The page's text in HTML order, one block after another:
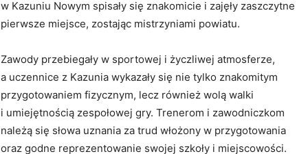
w Kazuniu Nowym spisały się znakomicie i zajęły zaszczytne
pierwsze miejsce, zostając mistrzyniami powiatu.
Zawody przebiegały w sportowej i życzliwej atmosferze,
a uczennice z Kazunia wykazały się nie tylko znakomitym
przygotowaniem fizycznym, lecz również wolą walki
i umiejętnością zespołowej gry. Trenerom i zawodniczkom
należą się słowa uznania za trud włożony w przygotowania
oraz godne reprezentowanie swojej szkoły i miejscowości.